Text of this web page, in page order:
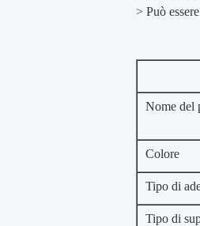
> Può
Nome del
Colore
Tipo di
Tipo di